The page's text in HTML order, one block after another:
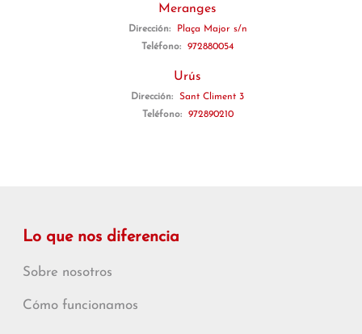
Meranges
Dirección:
Plaça Major s/n
Teléfono:
972880054
Urús
Dirección:
Sant Climent 3
Teléfono:
972890210
Lo que nos diferencia
Sobre nosotros
Cómo funcionamos